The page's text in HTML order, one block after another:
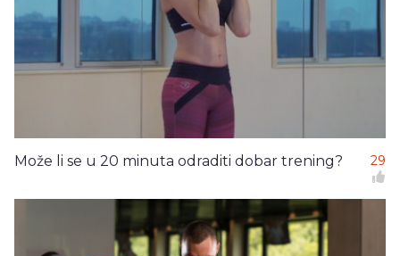
Može li se u 20 minuta odraditi dobar trening? 29